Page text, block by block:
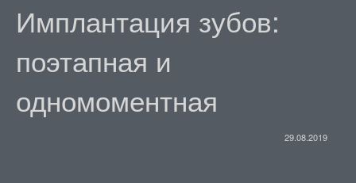
Имплантация зубов:
поэтапная и
одномоментная
29.08.2019